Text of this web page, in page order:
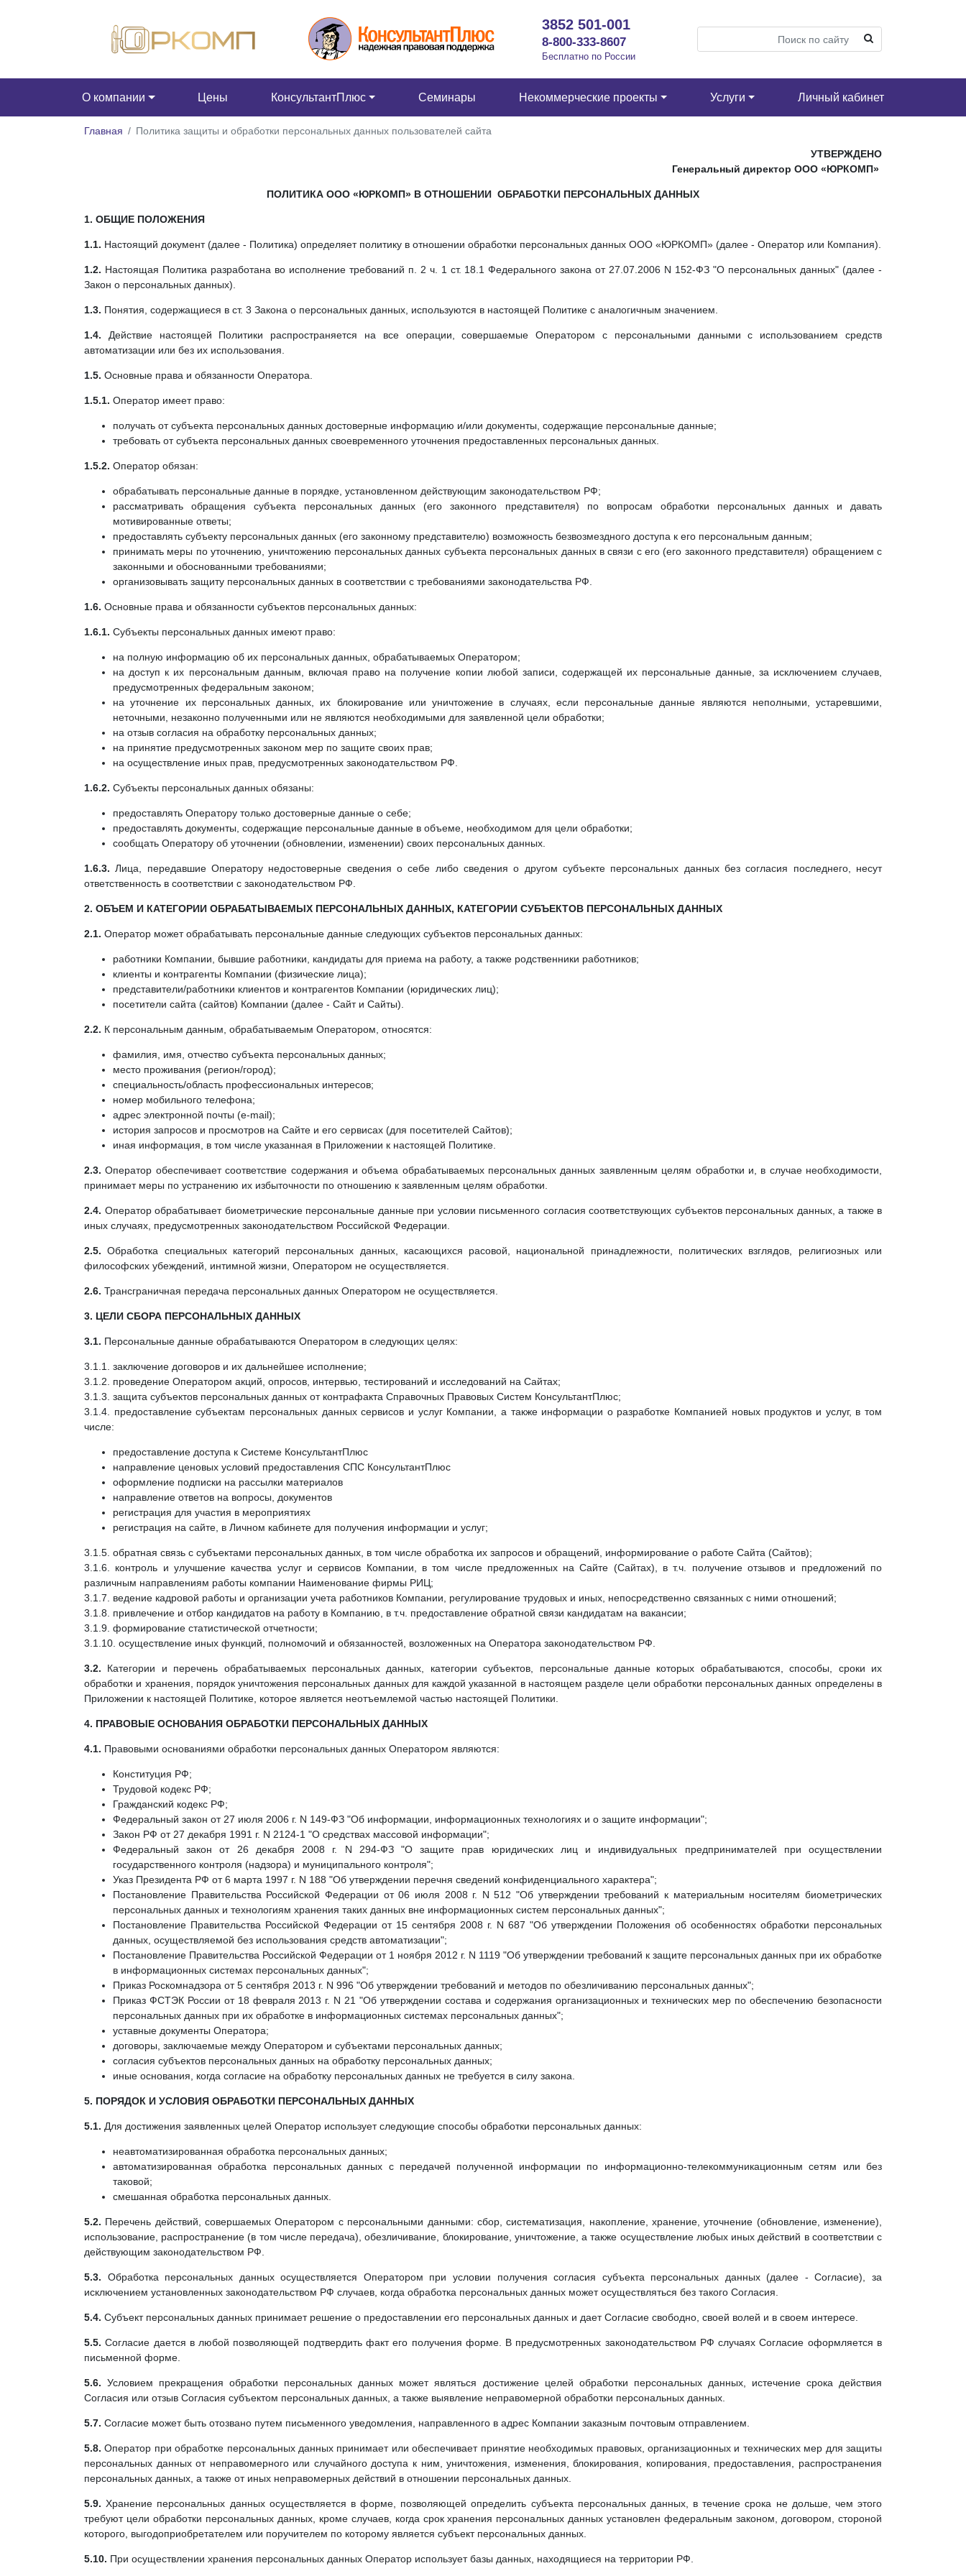
3852 501-001
8-800-333-8607
Бесплатно по России
О компании Цены КонсультантПлюс Семинары Некоммерческие проекты Услуги Личный кабинет
Главная
Политика защиты и обработки персональных данных пользователей сайта
УТВЕРЖДЕНО
Генеральный директор ООО «ЮРКОМП»
ПОЛИТИКА ООО «ЮРКОМП» В ОТНОШЕНИИ ОБРАБОТКИ ПЕРСОНАЛЬНЫХ ДАННЫХ
1. ОБЩИЕ ПОЛОЖЕНИЯ
1.1. Настоящий документ (далее - Политика) определяет политику в отношении обработки персональных данных ООО «ЮРКОМП» (далее - Оператор или Компания).
1.2. Настоящая Политика разработана во исполнение требований п. 2 ч. 1 ст. 18.1 Федерального закона от 27.07.2006 N 152-ФЗ "О персональных данных" (далее -
Закон о персональных данных).
1.3. Понятия, содержащиеся в ст. 3 Закона о персональных данных, используются в настоящей Политике с аналогичным значением.
1.4. Действие настоящей Политики распространяется на все операции, совершаемые Оператором с персональными данными с использованием средств
автоматизации или без их использования.
1.5. Основные права и обязанности Оператора.
1.5.1. Оператор имеет право:
получать от субъекта персональных данных достоверные информацию и/или документы, содержащие персональные данные;
требовать от субъекта персональных данных своевременного уточнения предоставленных персональных данных.
1.5.2. Оператор обязан:
обрабатывать персональные данные в порядке, установленном действующим законодательством РФ;
рассматривать обращения субъекта персональных данных (его законного представителя) по вопросам обработки персональных данных и давать
мотивированные ответы;
предоставлять субъекту персональных данных (его законному представителю) возможность безвозмездного доступа к его персональным данным;
принимать меры по уточнению, уничтожению персональных данных субъекта персональных данных в связи с его (его законного представителя) обращением с
законными и обоснованными требованиями;
организовывать защиту персональных данных в соответствии с требованиями законодательства РФ.
1.6. Основные права и обязанности субъектов персональных данных:
1.6.1. Субъекты персональных данных имеют право:
на полную информацию об их персональных данных, обрабатываемых Оператором;
на доступ к их персональным данным, включая право на получение копии любой записи, содержащей их персональные данные, за исключением случаев,
предусмотренных федеральным законом;
на уточнение их персональных данных, их блокирование или уничтожение в случаях, если персональные данные являются неполными, устаревшими,
неточными, незаконно полученными или не являются необходимыми для заявленной цели обработки;
на отзыв согласия на обработку персональных данных;
на принятие предусмотренных законом мер по защите своих прав;
на осуществление иных прав, предусмотренных законодательством РФ.
1.6.2. Субъекты персональных данных обязаны:
предоставлять Оператору только достоверные данные о себе;
предоставлять документы, содержащие персональные данные в объеме, необходимом для цели обработки;
сообщать Оператору об уточнении (обновлении, изменении) своих персональных данных.
1.6.3.Лица, передавшие Оператору недостоверные сведения о себе либо сведения о другом субъекте персональных данных без согласия последнего, несут
ответственность в соответствии с законодательством РФ.
2. ОБЪЕМ И КАТЕГОРИИ ОБРАБАТЫВАЕМЫХ ПЕРСОНАЛЬНЫХ ДАННЫХ, КАТЕГОРИИ СУБЪЕКТОВ ПЕРСОНАЛЬНЫХ ДАННЫХ
2.1. Оператор может обрабатывать персональные данные следующих субъектов персональных данных:
работники Компании, бывшие работники, кандидаты для приема на работу, а также родственники работников;
клиенты и контрагенты Компании (физические лица);
представители/работники клиентов и контрагентов Компании (юридических лиц);
посетители сайта (сайтов) Компании (далее - Сайт и Сайты).
2.2. К персональным данным, обрабатываемым Оператором, относятся:
фамилия, имя, отчество субъекта персональных данных;
место проживания (регион/город);
специальность/область профессиональных интересов;
номер мобильного телефона;
адрес электронной почты (e-mail);
история запросов и просмотров на Сайте и его сервисах (для посетителей Сайтов);
иная информация, в том числе указанная в Приложении к настоящей Политике.
2.3.Оператор обеспечивает соответствие содержания и объема обрабатываемых персональных данных заявленным целям обработки и, в случае необходимости,
принимает меры по устранению их избыточности по отношению к заявленным целям обработки.
2.4. Оператор обрабатывает биометрические персональные данные при условии письменного согласия соответствующих субъектов персональных данных, а также в
иных случаях, предусмотренных законодательством Российской Федерации.
2.5.Обработка специальных категорий персональных данных, касающихся расовой, национальной принадлежности, политических взглядов, религиозных или
философских убеждений, интимной жизни, Оператором не осуществляется.
2.6. Трансграничная передача персональных данных Оператором не осуществляется.
3. ЦЕЛИ СБОРА ПЕРСОНАЛЬНЫХ ДАННЫХ
3.1. Персональные данные обрабатываются Оператором в следующих целях:
3.1.1. заключение договоров и их дальнейшее исполнение;
3.1.2. проведение Оператором акций, опросов, интервью, тестирований и исследований на Сайтах;
3.1.3. защита субъектов персональных данных от контрафакта Справочных Правовых Систем КонсультантПлюс;
3.1.4. предоставление субъектам персональных данных сервисов и услуг Компании, а также информации о разработке Компанией новых продуктов и услуг, в том
числе:
предоставление доступа к Системе КонсультантПлюс
направление ценовых условий предоставления СПС КонсультантПлюс
оформление подписки на рассылки материалов
направление ответов на вопросы, документов
регистрация для участия в мероприятиях
регистрация на сайте, в Личном кабинете для получения информации и услуг;
3.1.5. обратная связь с субъектами персональных данных, в том числе обработка их запросов и обращений, информирование о работе Сайта (Сайтов);
3.1.6. контроль и улучшение качества услуг и сервисов Компании, в том числе предложенных на Сайте (Сайтах), в т.ч. получение отзывов и предложений по
различным направлениям работы компании Наименование фирмы РИЦ;
3.1.7. ведение кадровой работы и организации учета работников Компании, регулирование трудовых и иных, непосредственно связанных с ними отношений;
3.1.8. привлечение и отбор кандидатов на работу в Компанию, в т.ч. предоставление обратной связи кандидатам на вакансии;
3.1.9. формирование статистической отчетности;
3.1.10. осуществление иных функций, полномочий и обязанностей, возложенных на Оператора законодательством РФ.
3.2. Категории и перечень обрабатываемых персональных данных, категории субъектов, персональные данные которых обрабатываются, способы, сроки их
обработки и хранения, порядок уничтожения персональных данных для каждой указанной в настоящем разделе цели обработки персональных данных определены в
Приложении к настоящей Политике, которое является неотъемлемой частью настоящей Политики.
4. ПРАВОВЫЕ ОСНОВАНИЯ ОБРАБОТКИ ПЕРСОНАЛЬНЫХ ДАННЫХ
4.1. Правовыми основаниями обработки персональных данных Оператором являются:
Конституция РФ;
Трудовой кодекс РФ;
Гражданский кодекс РФ;
Федеральный закон от 27 июля 2006 г. N 149-ФЗ "Об информации, информационных технологиях и о защите информации";
Закон РФ от 27 декабря 1991 г. N 2124-1 "О средствах массовой информации";
Федеральный закон от 26 декабря 2008 г. N 294-ФЗ "О защите прав юридических лиц и индивидуальных предпринимателей при осуществлении
государственного контроля (надзора) и муниципального контроля";
Указ Президента РФ от 6 марта 1997 г. N 188 "Об утверждении перечня сведений конфиденциального характера";
Постановление Правительства Российской Федерации от 06 июля 2008 г. N 512 "Об утверждении требований к материальным носителям биометрических
персональных данных и технологиям хранения таких данных вне информационных систем персональных данных";
Постановление Правительства Российской Федерации от 15 сентября 2008 г. N 687 "Об утверждении Положения об особенностях обработки персональных
данных, осуществляемой без использования средств автоматизации";
Постановление Правительства Российской Федерации от 1 ноября 2012 г. N 1119 "Об утверждении требований к защите персональных данных при их обработке
в информационных системах персональных данных";
Приказ Роскомнадзора от 5 сентября 2013 г. N 996 "Об утверждении требований и методов по обезличиванию персональных данных";
Приказ ФСТЭК России от 18 февраля 2013 г. N 21 "Об утверждении состава и содержания организационных и технических мер по обеспечению безопасности
персональных данных при их обработке в информационных системах персональных данных";
уставные документы Оператора;
договоры, заключаемые между Оператором и субъектами персональных данных;
согласия субъектов персональных данных на обработку персональных данных;
иные основания, когда согласие на обработку персональных данных не требуется в силу закона.
5. ПОРЯДОК И УСЛОВИЯ ОБРАБОТКИ ПЕРСОНАЛЬНЫХ ДАННЫХ
5.1. Для достижения заявленных целей Оператор использует следующие способы обработки персональных данных:
неавтоматизированная обработка персональных данных;
автоматизированная обработка персональных данных с передачей полученной информации по информационно-телекоммуникационным сетям или без
таковой;
смешанная обработка персональных данных.
5.2. Перечень действий, совершаемых Оператором с персональными данными: сбор, систематизация, накопление, хранение, уточнение (обновление, изменение),
использование, распространение (в том числе передача), обезличивание, блокирование, уничтожение, а также осуществление любых иных действий в соответствии с
действующим законодательством РФ.
5.3. Обработка персональных данных осуществляется Оператором при условии получения согласия субъекта персональных данных (далее - Согласие), за
исключением установленных законодательством РФ случаев, когда обработка персональных данных может осуществляться без такого Согласия.
5.4. Субъект персональных данных принимает решение о предоставлении его персональных данных и дает Согласие свободно, своей волей и в своем интересе.
5.5.Согласие дается в любой позволяющей подтвердить факт его получения форме. В предусмотренных законодательством РФ случаях Согласие оформляется в
письменной форме.
5.6.Условием прекращения обработки персональных данных может являться достижение целей обработки персональных данных, истечение срока действия
Согласия или отзыв Согласия субъектом персональных данных, а также выявление неправомерной обработки персональных данных.
5.7. Согласие может быть отозвано путем письменного уведомления, направленного в адрес Компании заказным почтовым отправлением.
5.8.Оператор при обработке персональных данных принимает или обеспечивает принятие необходимых правовых, организационных и технических мер для защиты
персональных данных от неправомерного или случайного доступа к ним, уничтожения, изменения, блокирования, копирования, предоставления, распространения
персональных данных, а также от иных неправомерных действий в отношении персональных данных.
5.9.Хранение персональных данных осуществляется в форме, позволяющей определить субъекта персональных данных, в течение срока не дольше, чем этого
требуют цели обработки персональных данных, кроме случаев, когда срок хранения персональных данных установлен федеральным законом, договором, стороной
которого, выгодоприобретателем или поручителем по которому является субъект персональных данных.
5.10. При осуществлении хранения персональных данных Оператор использует базы данных, находящиеся на территории РФ.